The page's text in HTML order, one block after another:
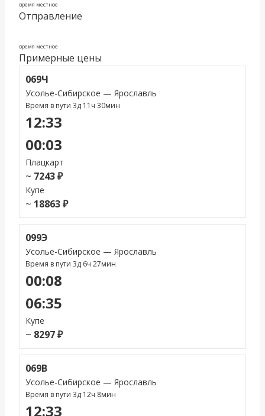
время местное
Отправление
время местное
Примерные цены
069Ч
Усолье-Сибирское — Ярославль
Время в пути 3д 11ч 30мин
12:33
00:03
Плацкарт
~ 7243 ₽
Купе
~ 18863 ₽
099Э
Усолье-Сибирское — Ярославль
Время в пути 3д 6ч 27мин
00:08
06:35
Купе
~ 8297 ₽
069В
Усолье-Сибирское — Ярославль
Время в пути 3д 12ч 8мин
12:33